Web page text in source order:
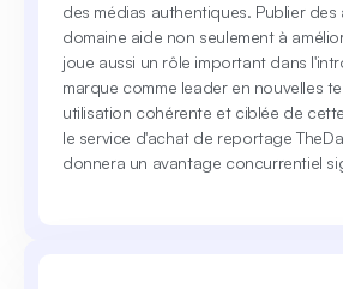
des médias authentiques. Publier
domaine aide non seulement à
joue aussi un rôle important dans
marque comme leader en nouvelles
utilisation cohérente et ciblée de
le service d'achat de reportage
donnera un avantage concurrentiel